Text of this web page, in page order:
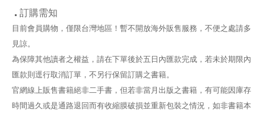
訂購需知
目前會員購物，僅限台灣地區！暫不開放海外販售服務，不便之處請多
見諒。
為保障其他讀者之權益，請在下單後於五日內匯款完成，若未於期限內
匯款則逕行取消訂單，不另行保留訂購之書籍。
官網線上販售書籍絕非二手書，但若非當月出版之書籍，有可能因庫存
時間過久或是通路退回而有收縮膜破損並重新包裝之情況，如非書籍本